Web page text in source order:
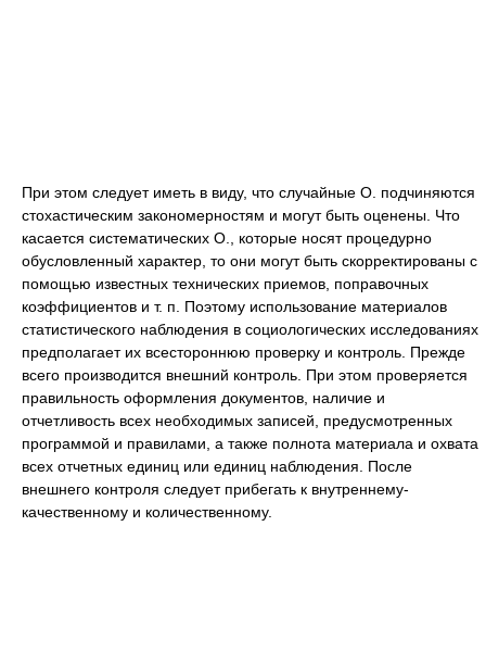
При этом следует иметь в виду, что случайные О. подчиняются
стохастическим закономерностям и могут быть оценены. Что
касается систематических О., которые носят процедурно
обусловленный характер, то они могут быть скорректированы с
помощью известных технических приемов, поправочных
коэффициентов и т. п. Поэтому использование материалов
статистического наблюдения в социологических исследованиях
предполагает их всестороннюю проверку и контроль. Прежде
всего производится внешний контроль. При этом проверяется
правильность оформления документов, наличие и
отчетливость всех необходимых записей, предусмотренных
программой и правилами, а также полнота материала и охвата
всех отчетных единиц или единиц наблюдения. После
внешнего контроля следует прибегать к внутреннему-
качественному и количественному.